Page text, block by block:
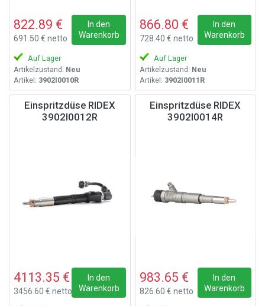
822.89 €
691.50 € netto
In den
Warenkorb
Auf Lager
Artikelzustand: Neu
Artikel: 3902I0010R
866.80 €
728.40 € netto
In den
Warenkorb
Auf Lager
Artikelzustand: Neu
Artikel: 3902I0011R
Einspritzdüse RIDEX
3902I0012R
4113.35 €
3456.60 € netto
In den
Warenkorb
Einspritzdüse RIDEX
3902I0014R
983.65 €
826.60 € netto
In den
Warenkorb